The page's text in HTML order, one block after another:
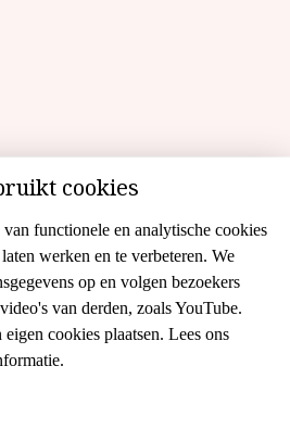
cookies
functionele en analytische cookies
werken en te verbeteren. We
op en volgen bezoekers
van derden, zoals YouTube.
cookies plaatsen. Lees ons